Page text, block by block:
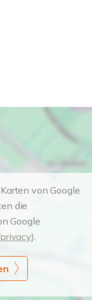
von Google
die
Google
).